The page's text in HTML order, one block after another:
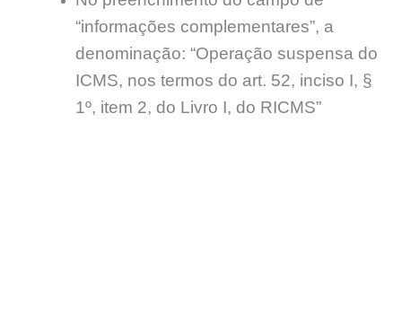
“informações complementares”, a
denominação: “Operação suspensa do
ICMS, nos termos do art. 52, inciso I, §
1º, item 2, do Livro I, do RICMS”